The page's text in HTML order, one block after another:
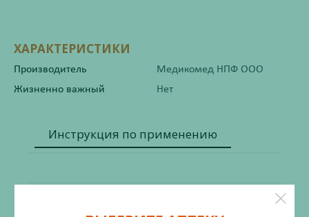
ХАРАКТЕРИСТИКИ
Производитель
Медикомед НПФ ООО
Жизненно важный
Нет
Инструкция по применению